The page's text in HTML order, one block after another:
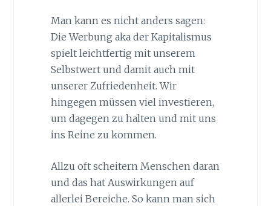
Man kann es nicht anders sagen:
Die Werbung aka der Kapitalismus
spielt leichtfertig mit unserem
Selbstwert und damit auch mit
unserer Zufriedenheit. Wir
hingegen müssen viel investieren,
um dagegen zu halten und mit uns
ins Reine zu kommen.
Allzu oft scheitern Menschen daran
und das hat Auswirkungen auf
allerlei Bereiche. So kann man sich